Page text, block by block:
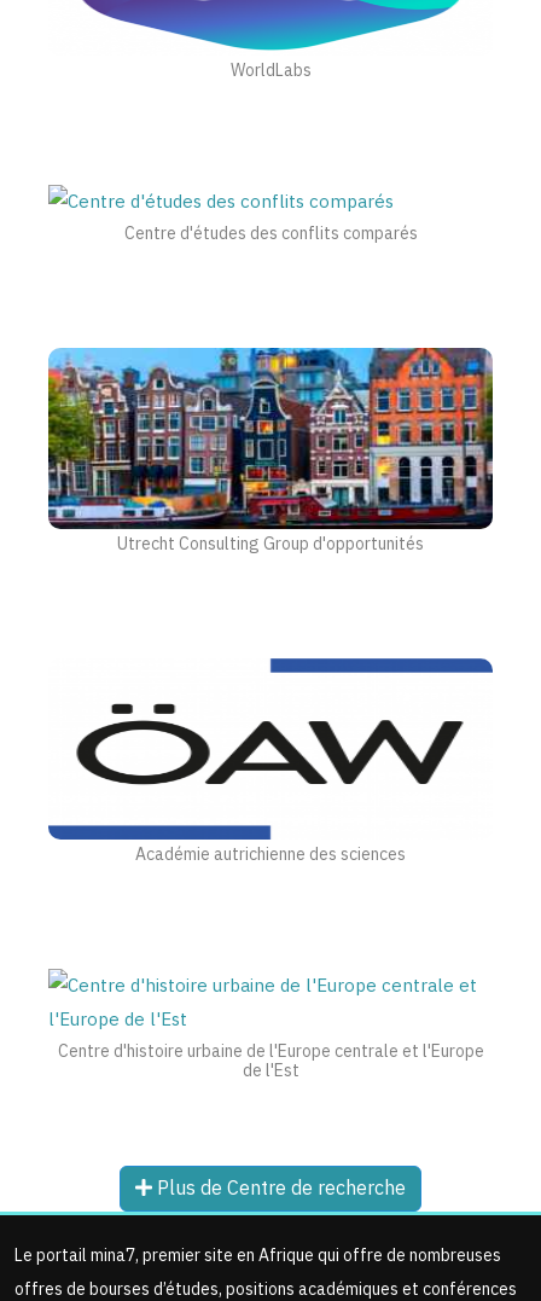
WorldLabs
Centre d'études des conflits comparés
Utrecht Consulting Group d'opportunités
Académie autrichienne des sciences
Centre d'histoire urbaine de l'Europe centrale et l'Europe
de l'Est
Plus de Centre de recherche
Le portail mina7, premier site en Afrique qui offre de nombreuses
offres de bourses d’études, positions académiques et conférences